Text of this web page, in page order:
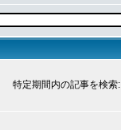
特定期間内の記事を検索: